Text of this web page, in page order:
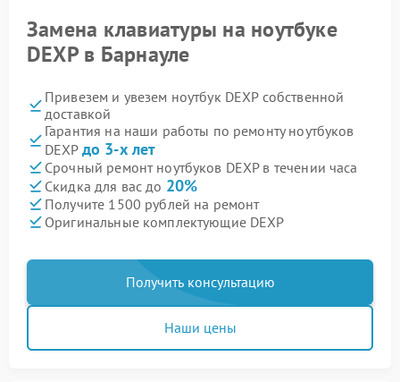
Замена клавиатуры на ноутбуке
DEXP в Барнауле
Привезем и увезем ноутбук DEXP собственной
доставкой
Гарантия на наши работы по ремонту ноутбуков
DEXP до 3-х лет
Срочный ремонт ноутбуков DEXP в течении часа
Скидка для вас до 20%
Получите 1500 рублей на ремонт
Оригинальные комплектующие DEXP
Получить консультацию
Наши цены